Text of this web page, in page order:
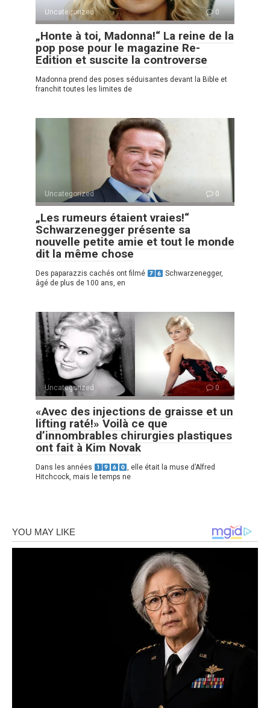
Uncategorized 0
„Honte à toi, Madonna!“ La reine de la
pop pose pour le magazine Re-
Edition et suscite la controverse
Madonna prend des poses séduisantes devant la Bible et
franchit toutes les limites de
Uncategorized 0
„Les rumeurs étaient vraies!“
Schwarzenegger présente sa
nouvelle petite amie et tout le monde
dit la même chose
Des paparazzis cachés ont filmé
Schwarzenegger,
âgé de plus de 100 ans, en
Uncategorized 0
«Avec des injections de graisse et un
lifting raté!» Voilà ce que
d’innombrables chirurgies plastiques
ont fait à Kim Novak
Dans les années
, elle était la muse d’Alfred
Hitchcock, mais le temps ne